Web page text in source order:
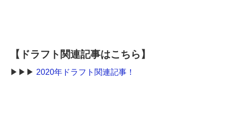
【ドラフト関連記事はこちら】
▶︎▶︎▶︎ 2020年ドラフト関連記事！